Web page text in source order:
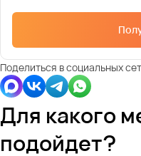
Поделиться в социальных
Для какого
подойдет?